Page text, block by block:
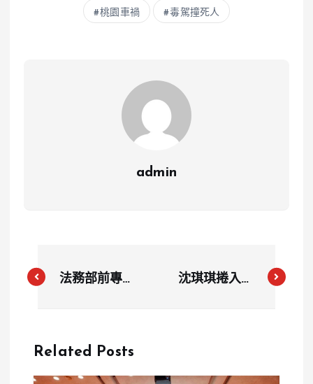
桃園車禍 毒駕撞死人
admin
法務部前專委
罪？替人確認
沈琪琪捲入醫
Related Posts